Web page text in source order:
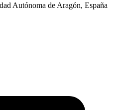
Autónoma de Aragón, España